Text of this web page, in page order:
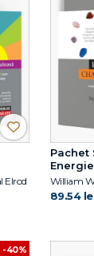
Elrod
Pachet
89.54
-40%